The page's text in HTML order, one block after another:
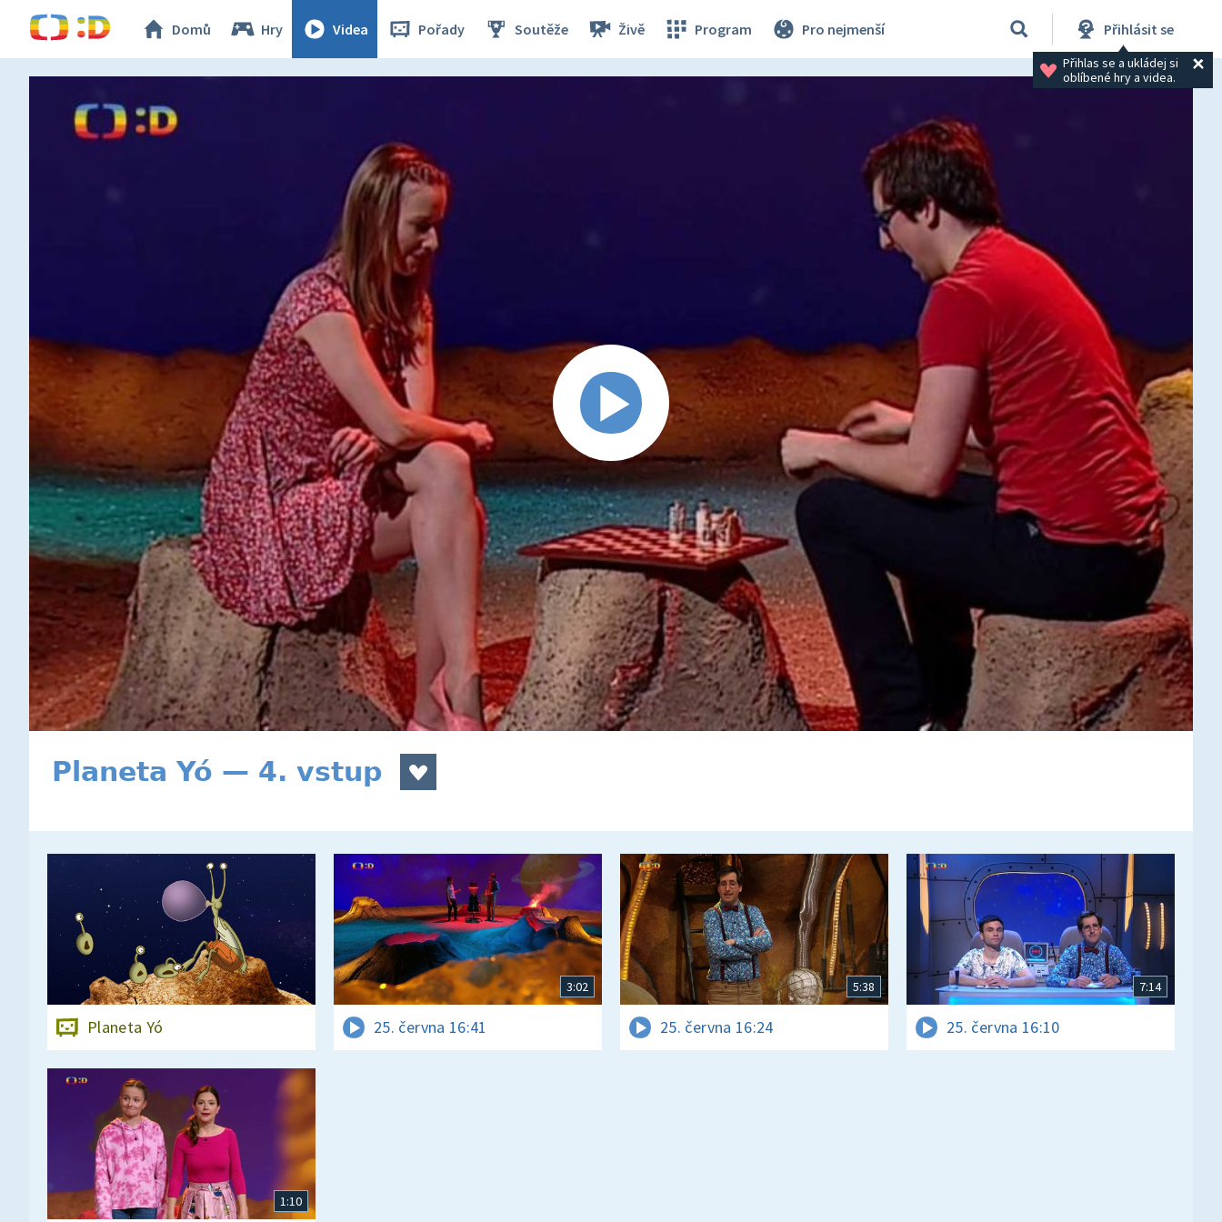
Domů Hry Videa Pořady Soutěže Živě Program Pro nejmenší Přihlásit se
Přihlas se a ukládej si
oblíbené hry a videa.
Planeta Yó — 4. vstup
Planeta Yó
3:02
25. června 16:41
5:38
25. června 16:24
7:14
25. června 16:10
1:10